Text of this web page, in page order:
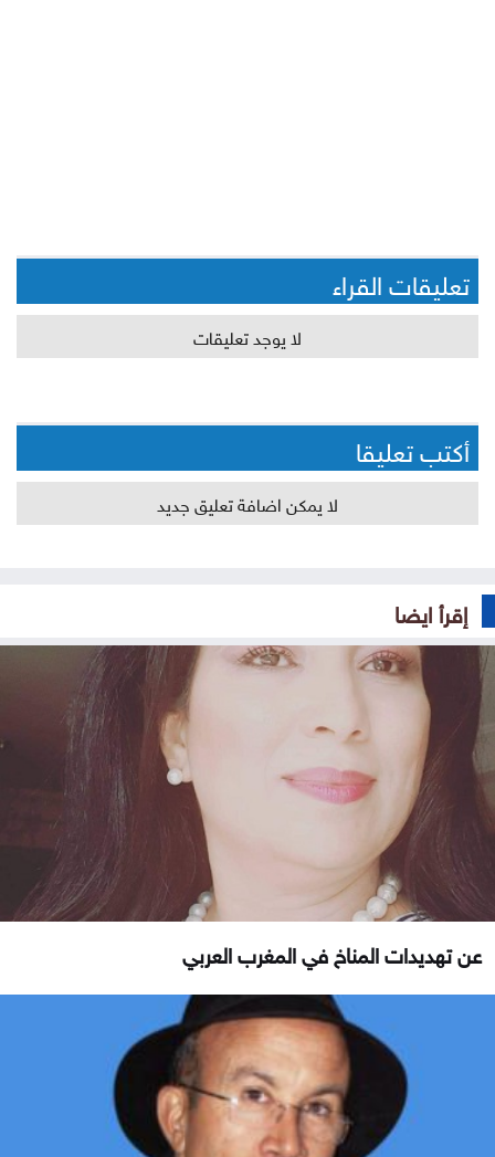
تعليقات القراء
لا يوجد تعليقات
أكتب تعليقا
لا يمكن اضافة تعليق جديد
إقرأ ايضا
عن تهديدات المناخ في المغرب العربي